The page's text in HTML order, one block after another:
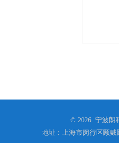
© 2026 宁波朗
地址：上海市闵行区顾